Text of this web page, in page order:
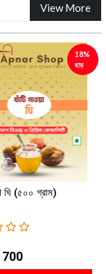
View More
18%
ছাড়
ঘি (৫০০ গ্রাম)
700